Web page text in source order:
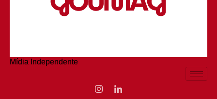
Mídia Independente